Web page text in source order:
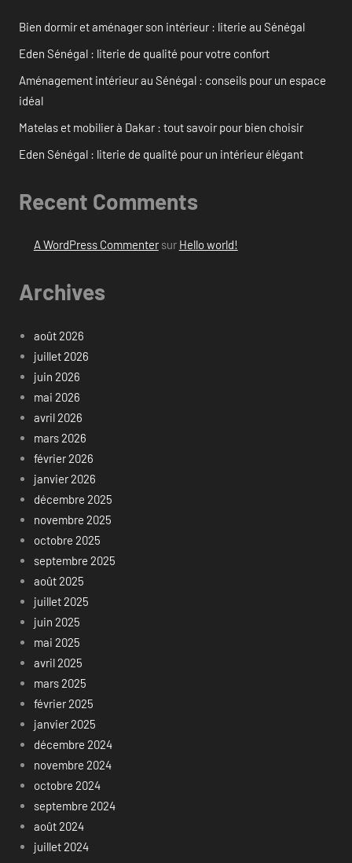
Bien dormir et aménager son intérieur : literie au Sénégal
Eden Sénégal : literie de qualité pour votre confort
Aménagement intérieur au Sénégal : conseils pour un espace
idéal
Matelas et mobilier à Dakar : tout savoir pour bien choisir
Eden Sénégal : literie de qualité pour un intérieur élégant
Recent Comments
A WordPress Commentersur Hello world!
Archives
août 2026
juillet 2026
juin 2026
mai 2026
avril 2026
mars 2026
février 2026
janvier 2026
décembre 2025
novembre 2025
octobre 2025
septembre 2025
août 2025
juillet 2025
juin 2025
mai 2025
avril 2025
mars 2025
février 2025
janvier 2025
décembre 2024
novembre 2024
octobre 2024
septembre 2024
août 2024
juillet 2024